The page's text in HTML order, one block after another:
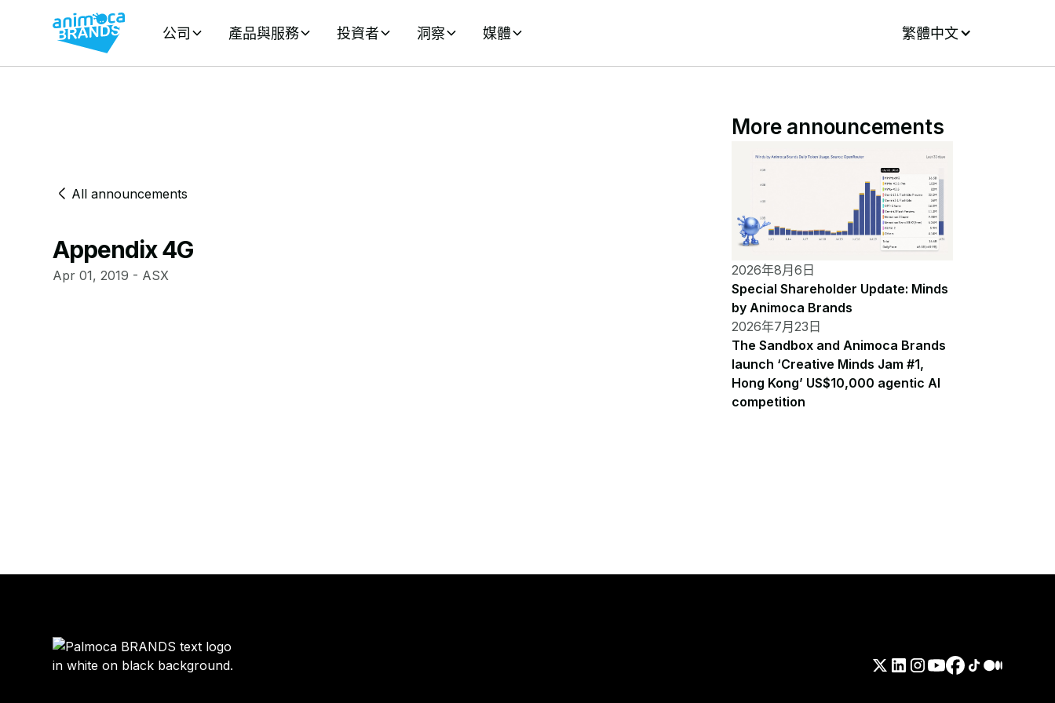
公司 產品與服務 投資者 洞察 媒體 繁體中文
All announcements
Appendix 4G
Apr 01, 2019 - ASX
More announcements
2026年8月6日
Special Shareholder Update: Minds
by Animoca Brands
2026年7月23日
The Sandbox and Animoca Brands
launch ‘Creative Minds Jam #1,
Hong Kong’ US$10,000 agentic AI
competition